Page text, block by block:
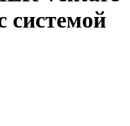
системой